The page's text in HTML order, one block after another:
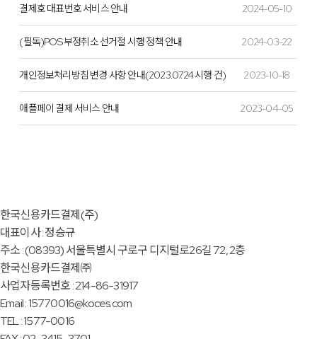
결제호 대표번호 서비스 안내 2024-05-10
(필독)POS 부정취소 선거절 시행 정책 안내 2024-03-22
개인정보처리방침 변경 사항 안내(2023.07.24 시행 건) 2023-10-18
애플페이 결제 서비스 안내 2023-04-05
한국신용카드결제(주)
대표이사 : 정승규
주소 : (08393) 서울특별시 구로구 디지털로26길 72, 2층
한국신용카드결제㈜
사업자등록번호 : 214-86-31917
Email : 15770016@koces.com
TEL : 1577-0016